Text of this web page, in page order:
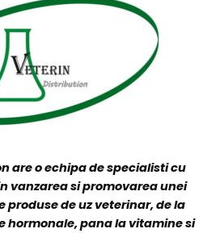
are o echipa de specialisti cu
vanzarea si promovarea unei
produse de uz veterinar, de la
hormonale, pana la vitamine si